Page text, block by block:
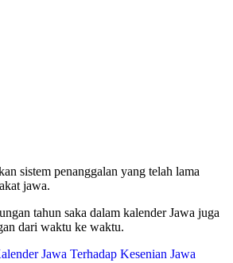
sistem penanggalan yang telah lama
jawa.
tahun saka dalam kalender Jawa juga
dari waktu ke waktu.
Jawa Terhadap Kesenian Jawa